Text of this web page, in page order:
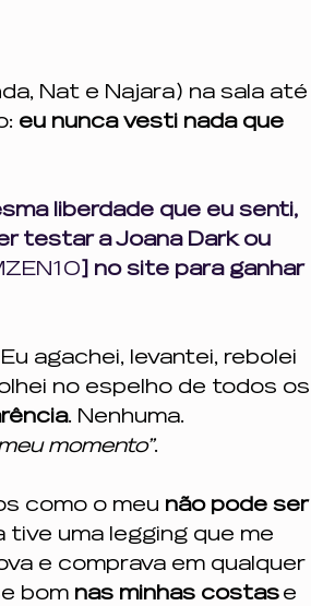
Nat e Najara) na sala até
eu nunca vesti nada que
liberdade que eu senti,
testar a Joana Dark ou
] no site para ganhar
Eu agachei, levantei, rebolei
no espelho de todos os
. Nenhuma.
momento”.
como o meu não pode ser
tive uma legging que me
e comprava em qualquer
bom nas minhas costas e